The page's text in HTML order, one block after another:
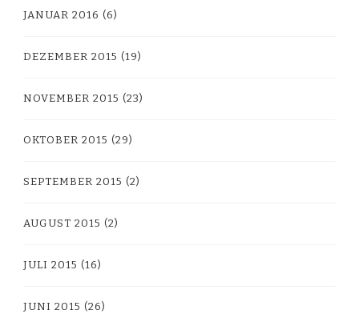
JANUAR 2016 (6)
DEZEMBER 2015 (19)
NOVEMBER 2015 (23)
OKTOBER 2015 (29)
SEPTEMBER 2015 (2)
AUGUST 2015 (2)
JULI 2015 (16)
JUNI 2015 (26)